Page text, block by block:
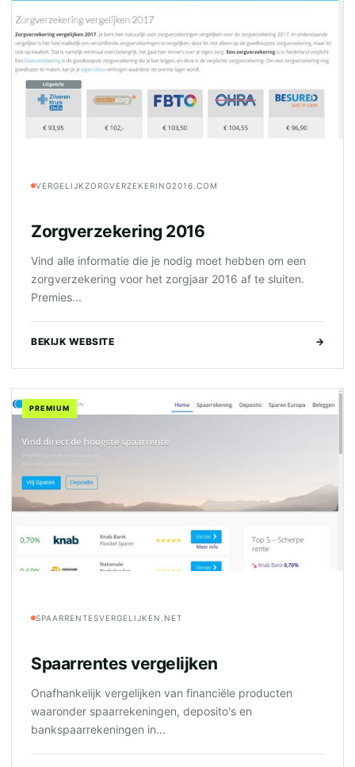
VERGELIJKZORGVERZEKERING2016.COM
Zorgverzekering 2016
Vind alle informatie die je nodig moet hebben om een
zorgverzekering voor het zorgjaar 2016 af te sluiten.
Premies...
BEKIJK WEBSITE →
PREMIUM
SPAARRENTESVERGELIJKEN.NET
Spaarrentes vergelijken
Onafhankelijk vergelijken van financiële producten
waaronder spaarrekeningen, deposito's en
bankspaarrekeningen in...